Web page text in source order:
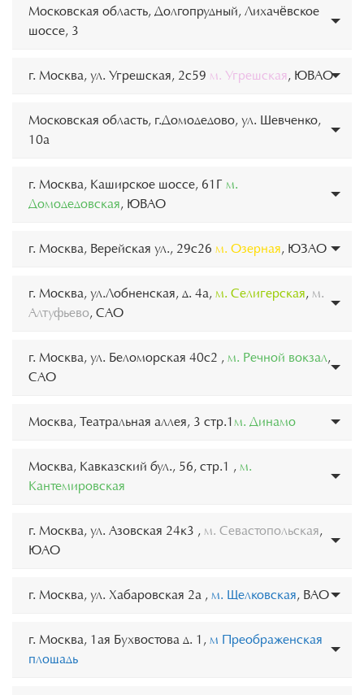
Московская область, Долгопрудный, Лихачёвское
шоссе, 3
г. Москва, ул. Угрешская, 2с59 м. Угрешская, ЮВАО
Московская область, г.Домодедово, ул. Шевченко,
10а
г. Москва, Каширское шоссе, 61Г м.
Домодедовская, ЮВАО
г. Москва, Верейская ул., 29с26 м. Озерная, ЮЗАО
г. Москва, ул.Лобненская, д. 4а, м. Селигерская, м.
Алтуфьево, САО
г. Москва, ул. Беломорская 40с2 , м. Речной вокзал,
САО
Москва, Театральная аллея, 3 стр.1м. Динамо
Москва, Кавказский бул., 56, стр.1 , м.
Кантемировская
г. Москва, ул. Азовская 24к3 , м. Севастопольская,
ЮАО
г. Москва, ул. Хабаровская 2а , м. Щелковская, ВАО
г. Москва, 1ая Бухвостова д. 1, м Преображенская
площадь